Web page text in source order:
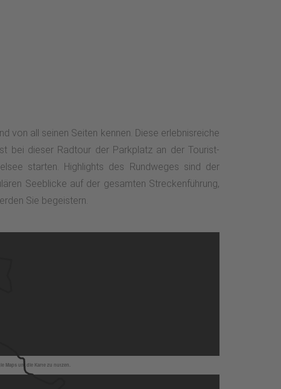
von all seinen Seiten kennen. Diese erlebnisreiche
bei dieser Radtour der Parkplatz an der Tourist-
starten. Highlights des Rundweges sind der
Seeblicke auf der gesamten Streckenführung,
Sie begeistern.
Maps um die Karte zu nutzen.